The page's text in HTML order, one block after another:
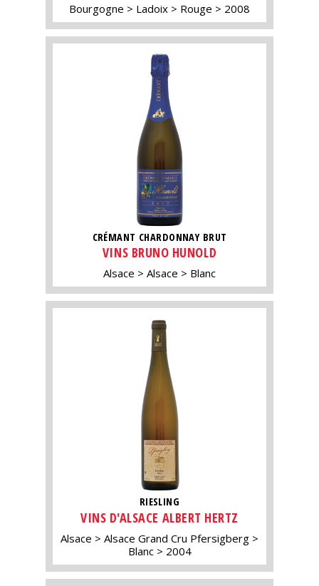
Bourgogne Ladoix Rouge 2008
CRÉMANT CHARDONNAY BRUT
VINS BRUNO HUNOLD
Alsace Alsace Blanc
RIESLING
VINS D'ALSACE ALBERT HERTZ
Alsace
Alsace Grand Cru Pfersigberg
Blanc
2004